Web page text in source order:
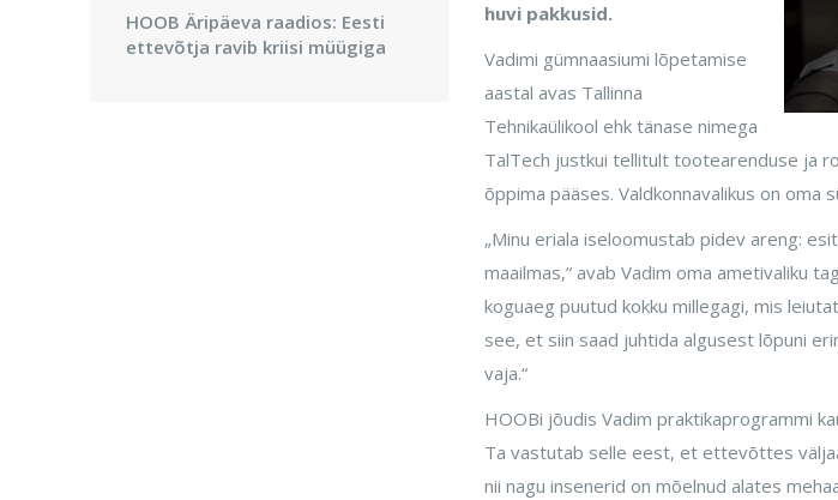
HOOB Äripäeva raadios: Eesti
ettevõtja ravib kriisi müügiga
huvi pakkusid.
Vadimi gümnaasiumi lõpetamise
aastal avas Tallinna
Tehnikaülikool ehk tänase nimega
TalTech justkui tellitult tootearenduse ja
õppima pääses. Valdkonnavalikus on oma
„Minu eriala iseloomustab pidev areng:
maailmas,“ avab Vadim oma ametivaliku
koguaeg puutud kokku millegagi, mis
see, et siin saad juhtida algusest lõpuni
vaja.“
HOOBi jõudis Vadim praktikaprogrammi
Ta vastutab selle eest, et ettevõttes
nii nagu insenerid on mõelnud alates